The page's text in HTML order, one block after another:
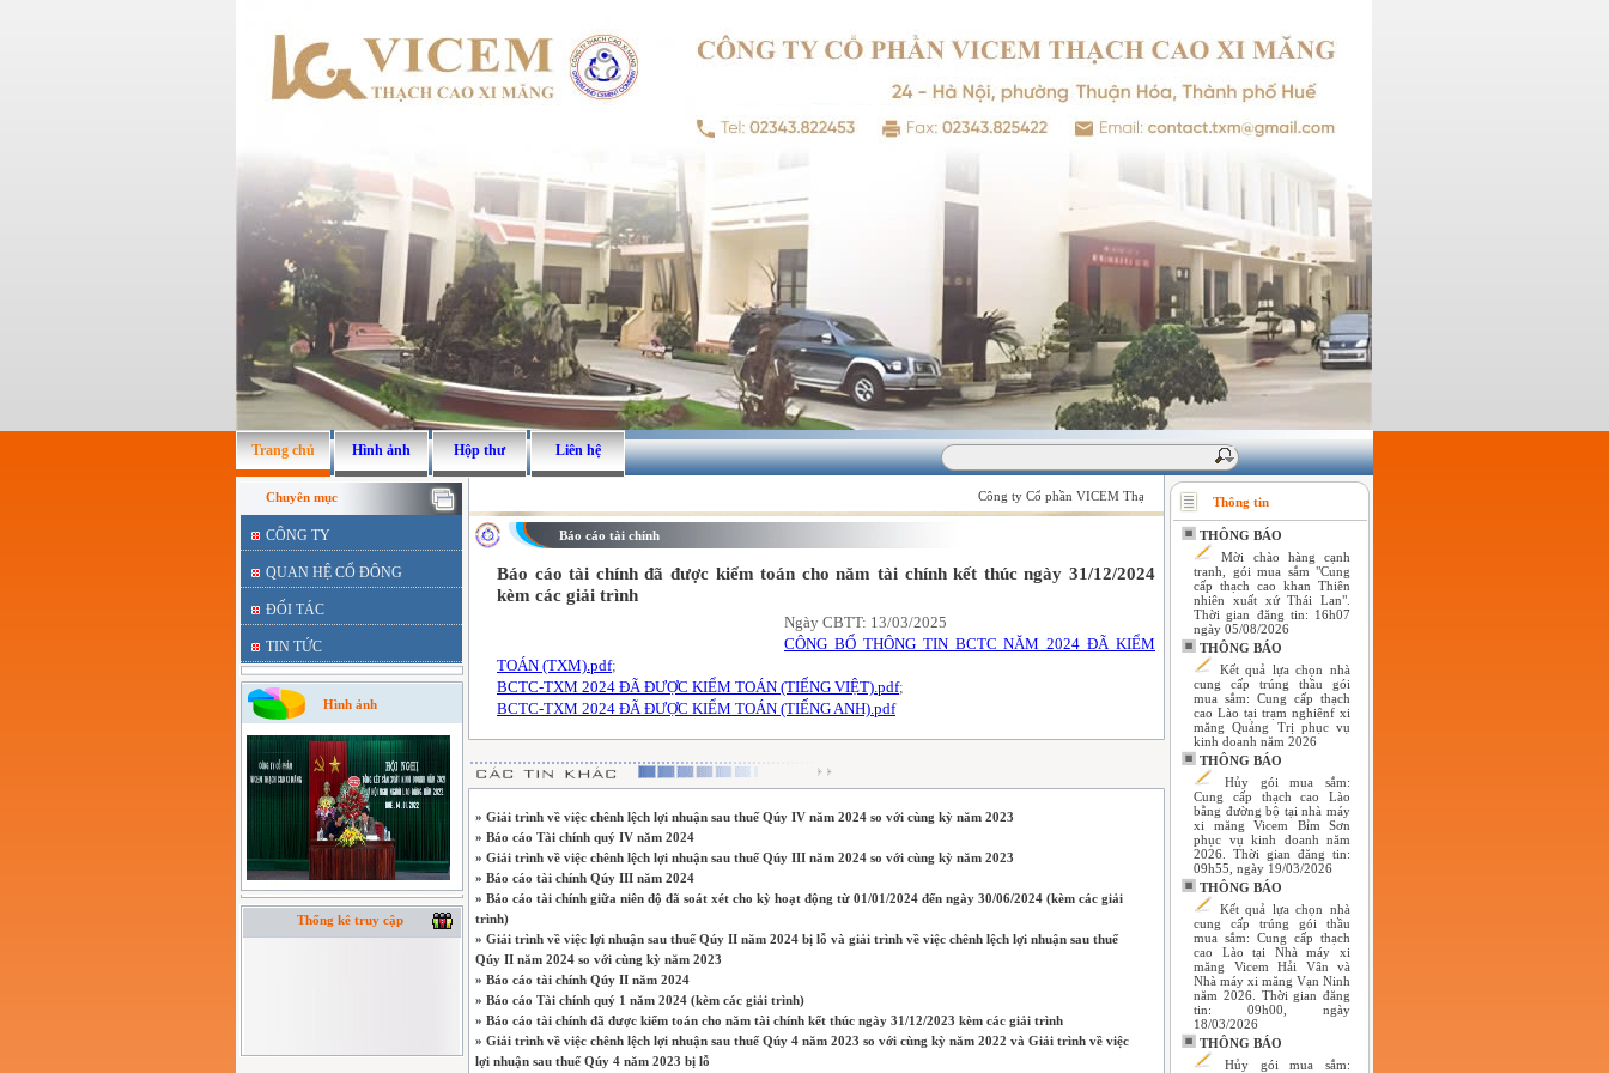
Trang chủ Hình ảnh Hộp thư Liên hệ
Chuyên mục
CÔNG TY
QUAN HỆ CỔ ĐÔNG
ĐỐI TÁC
TIN TỨC
Hình ảnh
Thống kê truy cập
Công ty Cổ phần VICEM Thạch cao Xi măng - Giữ vững niềm tin của khách hàng !
Báo cáo tài chính
Báo cáo tài chính đã được kiểm toán cho năm tài chính kết thúc ngày 31/12/2024
kèm các giải trình
Ngày CBTT: 13/03/2025
CÔNG BỐ THÔNG TIN BCTC NĂM 2024 ĐÃ KIỂM
TOÁN (TXM).pdf;
BCTC-TXM 2024 ĐÃ ĐƯỢC KIỂM TOÁN (TIẾNG VIỆT).pdf;
BCTC-TXM 2024 ĐÃ ĐƯỢC KIỂM TOÁN (TIẾNG ANH).pdf
» Giải trình về việc chênh lệch lợi nhuận sau thuế Qúy IV năm 2024 so với cùng kỳ năm 2023
» Báo cáo Tài chính quý IV năm 2024
» Giải trình về việc chênh lệch lợi nhuận sau thuế Qúy III năm 2024 so với cùng kỳ năm 2023
» Báo cáo tài chính Qúy III năm 2024
» Báo cáo tài chính giữa niên độ đã soát xét cho kỳ hoạt động từ 01/01/2024 đến ngày 30/06/2024 (kèm các giải
trình)
» Giải trình về việc lợi nhuận sau thuế Qúy II năm 2024 bị lỗ và giải trình về việc chênh lệch lợi nhuận sau thuế
Qúy II năm 2024 so với cùng kỳ năm 2023
» Báo cáo tài chính Qúy II năm 2024
» Báo cáo Tài chính quý 1 năm 2024 (kèm các giải trình)
» Báo cáo tài chính đã được kiểm toán cho năm tài chính kết thúc ngày 31/12/2023 kèm các giải trình
» Giải trình về việc chênh lệch lợi nhuận sau thuế Qúy 4 năm 2023 so với cùng kỳ năm 2022 và Giải trình về việc
lợi nhuận sau thuế Qúy 4 năm 2023 bị lỗ
Thông tin
THÔNG BÁO
Mời chào hàng cạnh
tranh, gói mua sắm "Cung
cấp thạch cao khan Thiên
nhiên xuất xứ Thái Lan".
Thời gian đăng tin: 16h07
ngày 05/08/2026
THÔNG BÁO
Kết quả lựa chọn nhà
cung cấp trúng thầu gói
mua sắm: Cung cấp thạch
cao Lào tại trạm nghiênf xi
măng Quảng Trị phục vụ
kinh doanh năm 2026
THÔNG BÁO
Hủy gói mua sắm:
Cung cấp thạch cao Lào
bằng đường bộ tại nhà máy
xi măng Vicem Bỉm Sơn
phục vụ kinh doanh năm
2026. Thời gian đăng tin:
09h55, ngày 19/03/2026
THÔNG BÁO
Kết quả lựa chọn nhà
cung cấp trúng gói thầu
mua sắm: Cung cấp thạch
cao Lào tại Nhà máy xi
măng Vicem Hải Vân và
Nhà máy xi măng Vạn Ninh
năm 2026. Thời gian đăng
tin: 09h00, ngày
18/03/2026
THÔNG BÁO
Hủy gói mua sắm: